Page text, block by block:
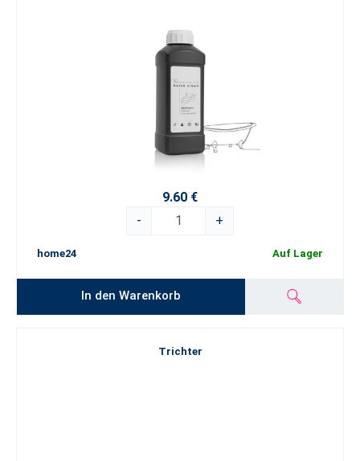
9.60 €
-
+
home24 Auf Lager
In den Warenkorb
Trichter